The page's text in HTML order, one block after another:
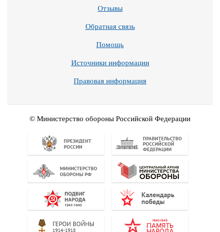
Отзывы
Обратная связь
Помощь
Источники информации
Правовая информация
© Министерство обороны Российской Федерации